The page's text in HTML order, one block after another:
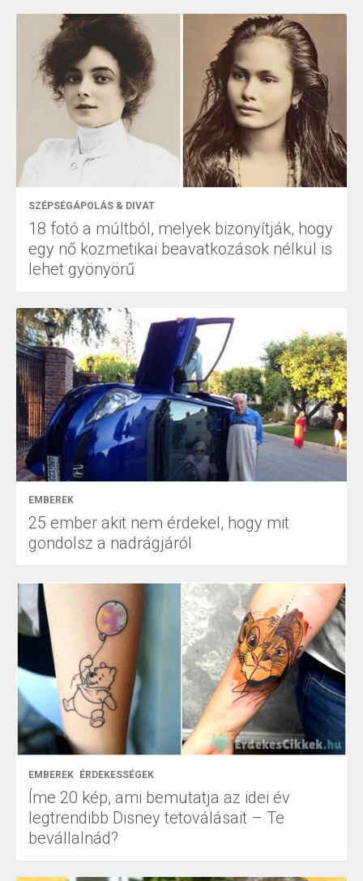
SZÉPSÉGÁPOLÁS & DIVAT
18 fotó a múltból, melyek bizonyítják, hogy
egy nő kozmetikai beavatkozások nélkül is
lehet gyönyörű
EMBEREK
25 ember akit nem érdekel, hogy mit
gondolsz a nadrágjáról
EMBEREK ÉRDEKESSÉGEK
Íme 20 kép, ami bemutatja az idei év
legtrendibb Disney tetoválásait – Te
bevállalnád?